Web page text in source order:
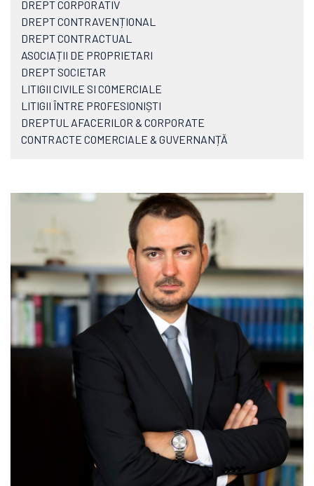
DREPT CORPORATIV
DREPT CONTRAVENȚIONAL
DREPT CONTRACTUAL
ASOCIAȚII DE PROPRIETARI
DREPT SOCIETAR
LITIGII CIVILE SI COMERCIALE
LITIGII ÎNTRE PROFESIONIȘTI
DREPTUL AFACERILOR & CORPORATE
CONTRACTE COMERCIALE & GUVERNANȚĂ